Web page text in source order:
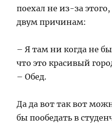
поехал не из-за
двум причинам:
– Я там ни когда не
что это красивый
– Обед.
Да да вот так вот
бы пообедать в